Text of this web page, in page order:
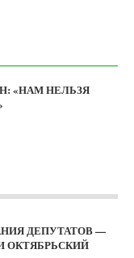
«НАМ НЕЛЬЗЯ
ДЕПУТАТОВ —
ОКТЯБРЬСКИЙ